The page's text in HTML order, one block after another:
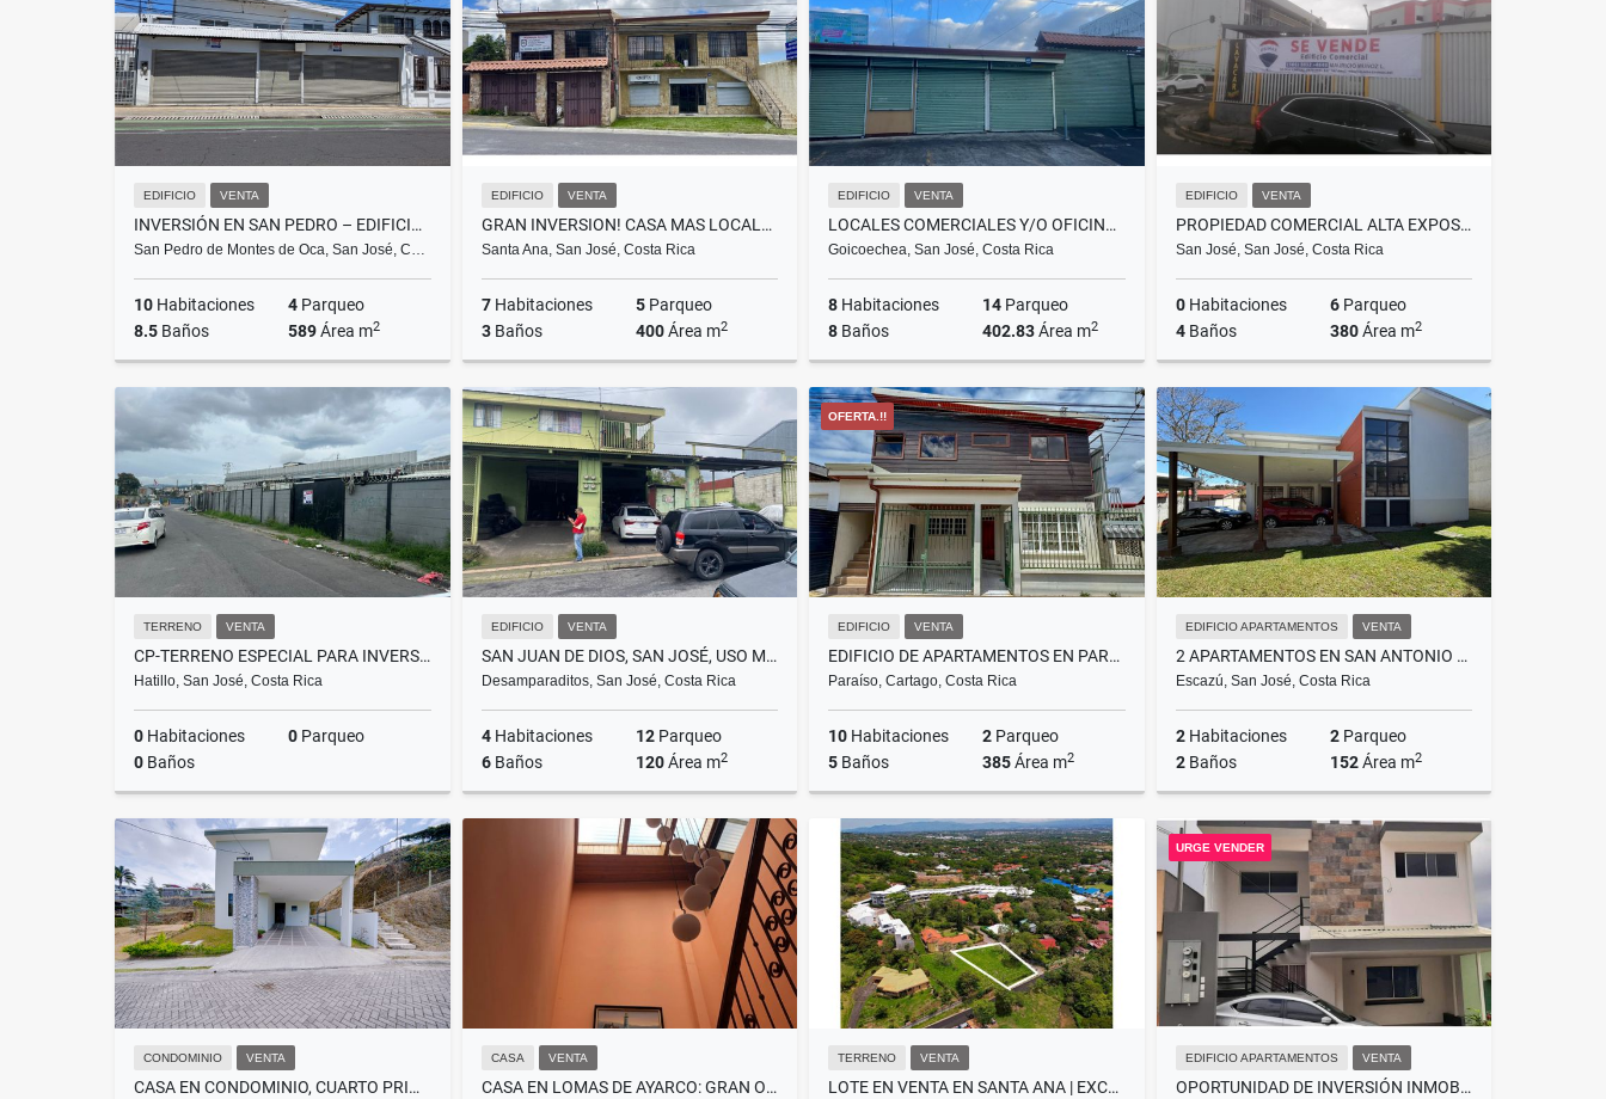
EDIFICIO VENTA
INVERSIÓN EN SAN PEDRO – EDIFICIO CORPORATIVO
San Pedro de Montes de Oca, San José, C…
10 Habitaciones 4 Parqueo
8.5 Baños 589Área m2
Venta
₡417.000.000
Alquiler
₡3.094.000
EDIFICIO VENTA
GRAN INVERSION! CASA MAS LOCALES EN SANTA ANA -CAB
Santa Ana, San José, Costa Rica
7Habitaciones 5Parqueo
3Baños 400Área m2
₡330.000.000
EDIFICIO VENTA
LOCALES COMERCIALES Y/O OFICINAS EN GUADALUPE. S JOSÉ, CR MM
Goicoechea, San José, Costa Rica
8 Habitaciones 14 Parqueo
8 Baños 402.83Área m2
Venta
₡300.000.000
EDIFICIO VENTA
PROPIEDAD COMERCIAL ALTA EXPOSICIÓN,SAN JOSÉ, COSTA RICA MM
San José, San José, Costa Rica
0Habitaciones 6Parqueo
4Baños 380Área m2
Venta
₡280.000.000
TERRENO VENTA
CP-TERRENO ESPECIAL PARA INVERSIÓN, HATILLO, SAN JOSÉ.400182457146
Hatillo, San José, Costa Rica
0 Habitaciones 0 Parqueo
0 Baños
Venta
₡235.000.000
EDIFICIO VENTA
SAN JUAN DE DIOS, SAN JOSÉ, USO MIXTO, LUBRICENTRO. DESAMPARADOS MM
Desamparaditos, San José, Costa Rica
4Habitaciones 12Parqueo
6Baños 120Área m2
Venta
₡185.000.000
OFERTA.!!
EDIFICIO VENTA
EDIFICIO DE APARTAMENTOS EN PARAISO DE CARTAGO SE VENDE
Paraíso, Cartago, Costa Rica
10 Habitaciones 2 Parqueo
5 Baños 385Área m2
Venta
₡160.000.000
EDIFICIO APARTAMENTOS VENTA
2 APARTAMENTOS EN SAN ANTONIO ESCAZÚ VIVA EN UNO Y ALQUILE EL OTRO FV
Escazú, San José, Costa Rica
2Habitaciones 2Parqueo
2Baños 152Área m2
Venta
₡155.000.000
CONDOMINIO VENTA
CASA EN CONDOMINIO, CUARTO PRINCIPAL EN 1RA PLANTA. GOICOECHEA.
CASA VENTA
CASA EN LOMAS DE AYARCO: GRAN OPORTUNIDAD A UN PRECIO INMEJORABLE
TERRENO VENTA
LOTE EN VENTA EN SANTA ANA | EXCELENTE OPORTUNIDAD RESIDENCIAL
URGE VENDER
EDIFICIO APARTAMENTOS VENTA
OPORTUNIDAD DE INVERSIÓN INMOBILIARIA